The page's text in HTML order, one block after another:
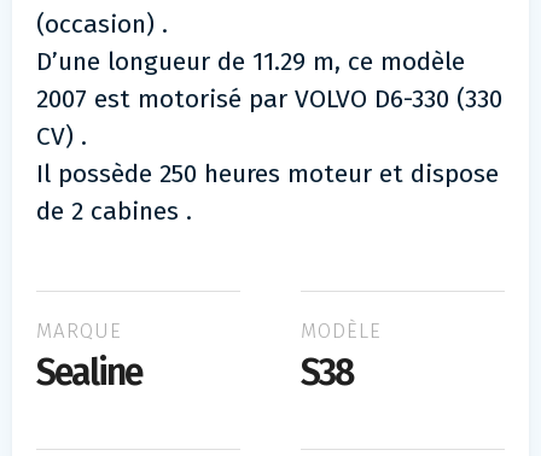
(occasion) .
D’une longueur de 11.29 m, ce modèle
2007 est motorisé par VOLVO D6-330 (330
CV) .
Il possède 250 heures moteur et dispose
de 2 cabines .
MARQUE
Sealine
MODÈLE
S38